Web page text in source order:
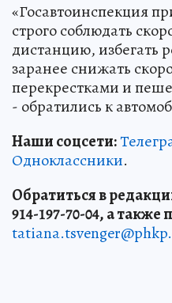
«Госавтоинспекция
строго соблюдать
дистанцию, избегать
заранее снижать
перекрестками и
- обратились к
Наши соцсети:
Одноклассники.
Обратиться в
914-197-70-04, а